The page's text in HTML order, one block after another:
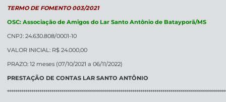
TERMO DE FOMENTO 003/2021
OSC: Associação de Amigos do Lar Santo Antônio de Batayporã/MS
CNPJ: 24.630.808/0001-10
VALOR INICIAL: R$ 24.000,00
PRAZO: 12 meses (07/10/2021 a 06/11/2022)
PRESTAÇÃO DE CONTAS LAR SANTO ANTÔNIO